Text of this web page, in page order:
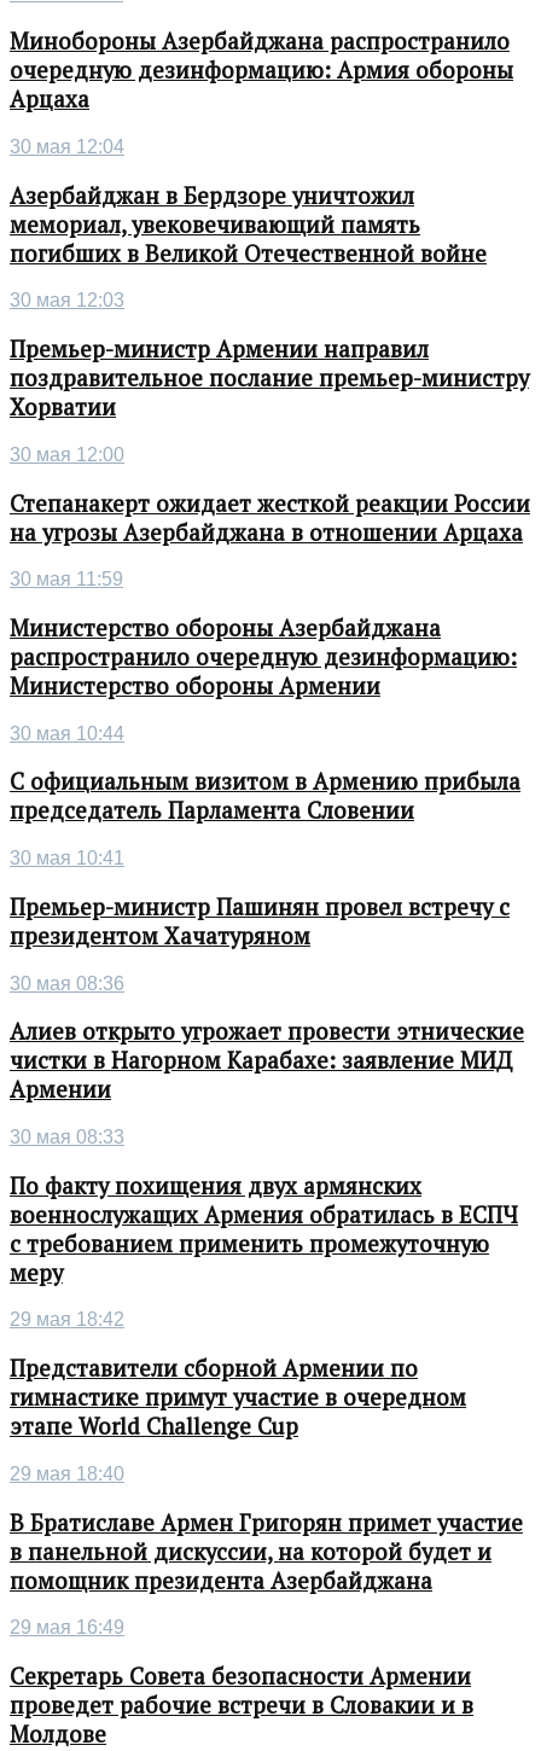
Минобороны Азербайджана распространило
очередную дезинформацию: Армия обороны
Арцаха
30 мая 12:04
Азербайджан в Бердзоре уничтожил
мемориал, увековечивающий память
погибших в Великой Отечественной войне
30 мая 12:03
Премьер-министр Армении направил
поздравительное послание премьер-министру
Хорватии
30 мая 12:00
Степанакерт ожидает жесткой реакции России
на угрозы Азербайджана в отношении Арцаха
30 мая 11:59
Министерство обороны Азербайджана
распространило очередную дезинформацию:
Министерство обороны Армении
30 мая 10:44
С официальным визитом в Армению прибыла
председатель Парламента Словении
30 мая 10:41
Премьер-министр Пашинян провел встречу с
президентом Хачатуряном
30 мая 08:36
Алиев открыто угрожает провести этнические
чистки в Нагорном Карабахе: заявление МИД
Армении
30 мая 08:33
По факту похищения двух армянских
военнослужащих Армения обратилась в ЕСПЧ
с требованием применить промежуточную
меру
29 мая 18:42
Представители сборной Армении по
гимнастике примут участие в очередном
этапе World Challenge Cup
29 мая 18:40
В Братиславе Армен Григорян примет участие
в панельной дискуссии, на которой будет и
помощник президента Азербайджана
29 мая 16:49
Секретарь Совета безопасности Армении
проведет рабочие встречи в Словакии и в
Молдове